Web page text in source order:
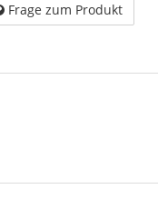
Frage zum Produkt